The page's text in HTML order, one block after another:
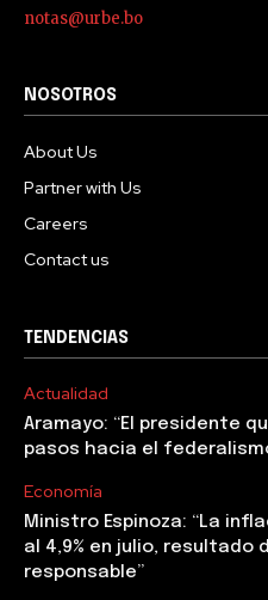
notas@urbe.bo
NOSOTROS
About Us
Partner with Us
Careers
Contact us
TENDENCIAS
Actualidad
Aramayo: “El presidente
pasos hacia el
Economía
Ministro Espinoza: “La
al 4,9% en julio,
responsable”